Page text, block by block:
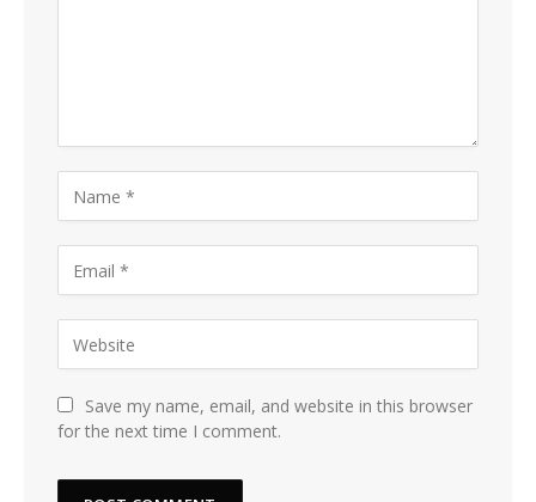
Save my name, email, and website in this browser
for the next time I comment.